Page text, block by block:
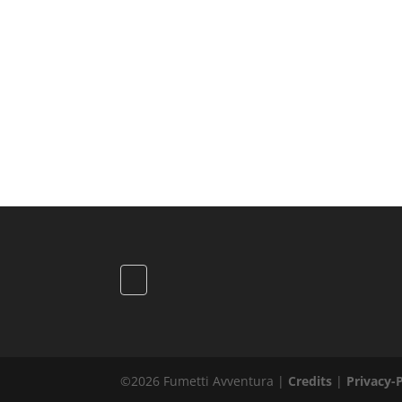
©2026 Fumetti Avventura | Credits | Privacy-